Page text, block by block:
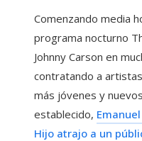
Comenzando media
programa nocturno
Johnny Carson en
contratando a
más jóvenes y
establecido,
Hijo atrajo a un